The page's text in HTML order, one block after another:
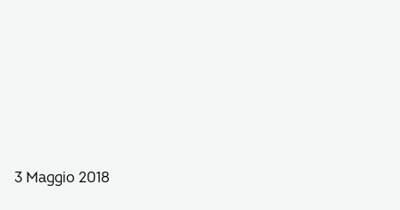
3 Maggio 2018